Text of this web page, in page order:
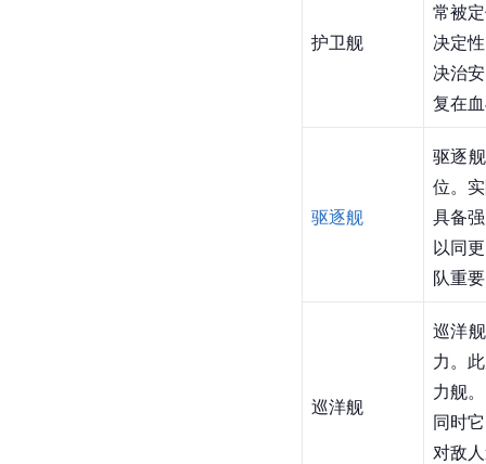
护卫舰
常被
决定
决治
复在
驱逐舰
驱逐
位。
具备
以同
队重
巡洋舰
巡洋
力。
力舰
同时
对敌